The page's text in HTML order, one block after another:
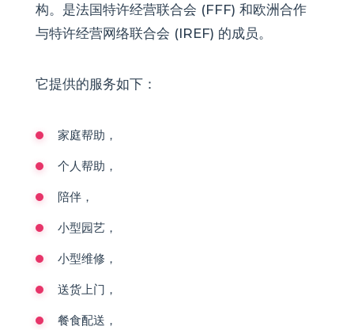
构。是法国特许经营联合会 (FFF) 和欧洲合作
与特许经营网络联合会 (IREF) 的成员。
它提供的服务如下：
家庭帮助，
个人帮助，
陪伴，
小型园艺，
小型维修，
送货上门，
餐食配送，